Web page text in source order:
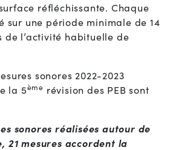
réfléchissante. Chaque
sur une période minimale de 14
de l’activité habituelle de
sonores 2022-2023
la 5ème révision des PEB sont
sonores réalisées autour de
21 mesures accordent la